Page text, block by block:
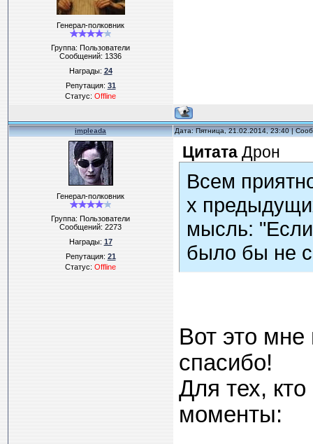
Генерал-полковник
Группа: Пользователи
Сообщений:1336
Награды:24
Репутация:31
Статус:Offline
impleada Дата: Пятница, 21.02.2014, 23:40 |
Генерал-полковник
Группа: Пользователи
Сообщений:2273
Награды:17
Репутация:21
Статус:Offline
Цитата Дрон
Всем
х
мысль:
было бы не
Вот это
спасибо!
Для тех,
моменты: